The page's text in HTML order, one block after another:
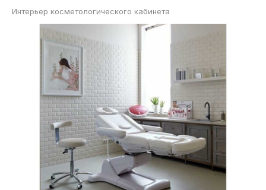
Интерьер косметологического кабинета